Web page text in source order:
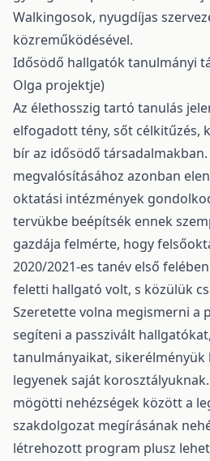
Walkingosok, nyugdíjas
közreműködésével.
Idősödő hallgatók tanulmányi
Olga projektje)
Az élethosszig tartó tanulás
elfogadott tény, sőt célkitűzés,
bír az idősödő társadalmakban.
megvalósításához azonban
oktatási intézmények
tervükbe beépítsék ennek
gazdája felmérte, hogy
2020/2021-es tanév első
feletti hallgató volt, s közülük
Szeretette volna megismerni a
segíteni a passzivált
tanulmányaikat, sikerélményük
legyenek saját
mögötti nehézségek között a
szakdolgozat megírásának
létrehozott program plusz